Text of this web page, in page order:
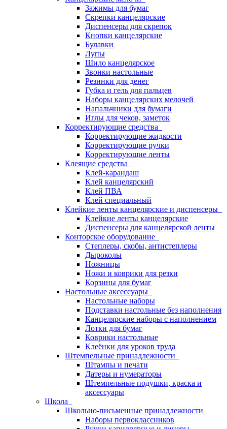
Зажимы для бумаг
Скрепки канцелярские
Диспенсеры для скрепок
Кнопки канцелярские
Булавки
Лупы
Шило канцелярское
Звонки настольные
Резинки для денег
Губка и гель для пальцев
Наборы канцелярских мелочей
Напальчники для бумаги
Иглы для чеков, заметок
Корректирующие средства
Корректирующие жидкости
Корректирующие ручки
Корректирующие ленты
Клеящие средства
Клей-карандаш
Клей канцелярский
Клей ПВА
Клей специальный
Клейкие ленты канцелярские и диспенсеры
Клейкие ленты канцелярские
Диспенсеры для канцелярской ленты
Конторское оборудование
Степлеры, скобы, антистеплеры
Дыроколы
Ножницы
Ножи и коврики для резки
Корзины для бумаг
Настольные аксессуары
Настольные наборы
Подставки настольные без наполнения
Канцелярские наборы с наполнением
Лотки для бумаг
Коврики настольные
Клеёнки для уроков труда
Штемпельные принадлежности
Штампы и печати
Датеры и нумераторы
Штемпельные подушки, краска и
аксессуары
Школа
Школьно-письменные принадлежности
Наборы первоклассников